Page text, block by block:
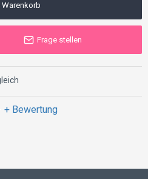
Tragfähigkeit von 300 kg.
+ Bewertung
Warenkorb
Frage stellen